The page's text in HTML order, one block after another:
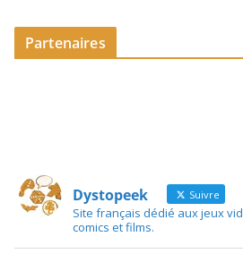
Partenaires
Dystopeek Suivre
Site français dédié aux jeux
comics et films.